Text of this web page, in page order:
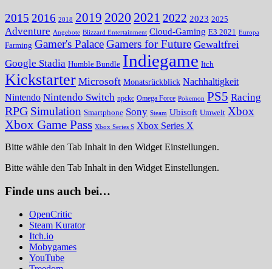
2015 2016 2018 2019 2020 2021 2022 2023 2025
Adventure Angebote Blizzard Entertainment Cloud-Gaming E3 2021 Europa
Farming Gamer's PalaceGamers for Future Gewaltfrei
Google Stadia Humble Bundle Indiegame Itch
Kickstarter Microsoft Monatsrückblick Nachhaltigkeit
Nintendo Nintendo Switch npckc Omega Force Pokemon PS5 Racing
RPG Simulation Smartphone Sony Steam Ubisoft Umwelt Xbox
Xbox Game Pass Xbox Series S Xbox Series X
Bitte wähle den Tab Inhalt in den Widget Einstellungen.
Bitte wähle den Tab Inhalt in den Widget Einstellungen.
Finde uns auch bei…
OpenCritic
Steam Kurator
Itch.io
Mobygames
YouTube